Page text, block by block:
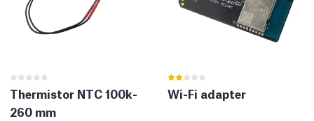
Thermistor NTC 100k-
260 mm
Wi-Fi adapter